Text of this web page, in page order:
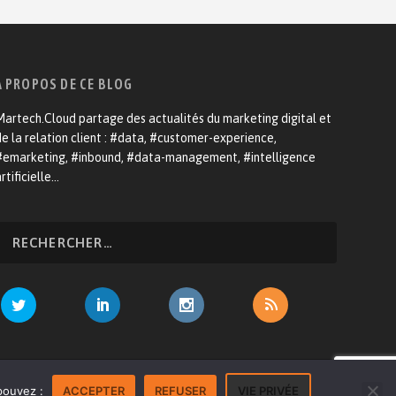
PROPOS DE CE BLOG
partage des actualités du marketing digital et
la relation client : #data, #customer-experience,
#inbound, #data-management, #intelligence
annonceur Mentions légales Contact
: ACCEPTER REFUSER VIE PRIVÉE